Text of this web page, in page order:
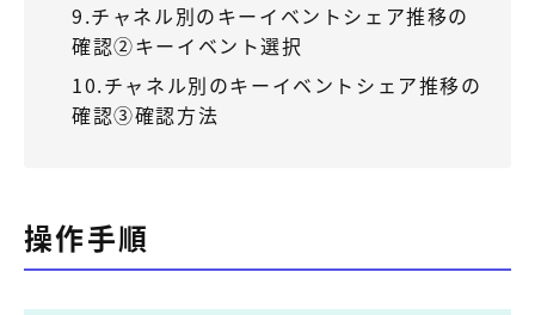
9.チャネル別のキーイベントシェア推移の
確認②キーイベント選択
10.チャネル別のキーイベントシェア推移の
確認③確認方法
操作手順